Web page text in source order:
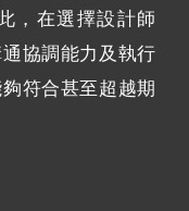
，在選擇設計師
協調能力及執行
符合甚至超越期